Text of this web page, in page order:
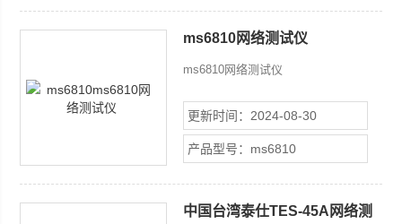
ms6810网络测试仪
ms6810网络测试仪
更新时间：2024-08-30
产品型号：ms6810
中国台湾泰仕TES-45A网络测